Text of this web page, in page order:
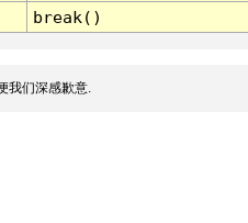
break()
我们深感歉意.